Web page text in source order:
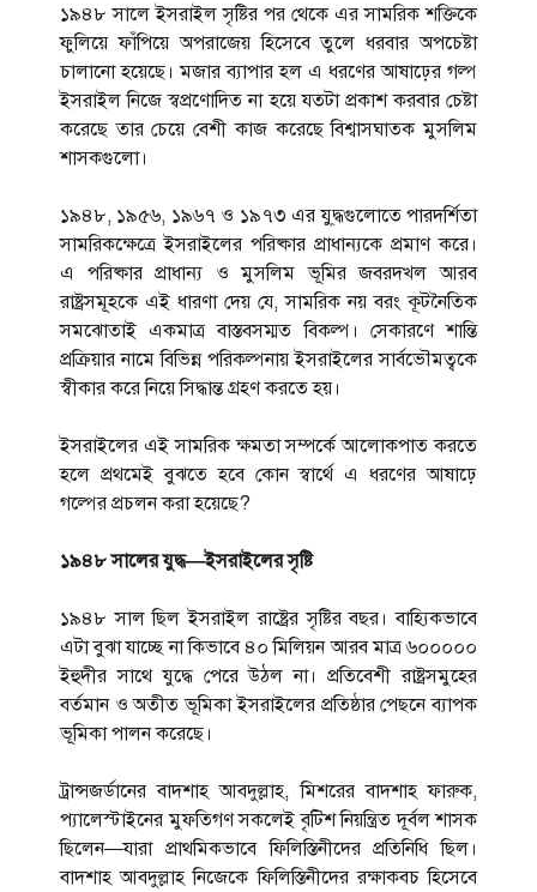
১৯৪৮ সালে ইসরাইল সৃষ্টির পর থেকে এর সামরিক শক্তিকে
ফুলিয়ে ফাঁপিয়ে অপরাজেয় হিসেবে তুলে ধরবার অপচেষ্টা
চালানো হয়েছে। মজার ব্যাপার হল এ ধরণের আষাঢ়ের গল্প
ইসরাইল নিজে স্বপ্রণোদিত না হয়ে যতটা প্রকাশ করবার চেষ্টা
করেছে তার চেয়ে বেশী কাজ করেছে বিশ্বাসঘাতক মুসলিম
শাসকগুলো।
১৯৪৮, ১৯৫৬, ১৯৬৭ ও ১৯৭৩ এর যু্দ্ধগুলোতে পারদর্শিতা
সামরিকক্ষেত্রে ইসরাইলের পরিষ্কার প্রাধান্যকে প্রমাণ করে।
এ পরিষ্কার প্রাধান্য ও মুসলিম ভূমির জবরদখল আরব
রাষ্ট্রসমূহকে এই ধারণা দেয় যে, সামরিক নয় বরং কূটনৈতিক
সমঝোতাই একমাত্র বাস্তবসম্মত বিকল্প। সেকারণে শান্তি
প্রক্রিয়ার নামে বিভিন্ন পরিকল্পনায় ইসরাইলের সার্বভৌমত্বকে
স্বীকার করে নিয়ে সিদ্ধান্ত গ্রহণ করতে হয়।
ইসরাইলের এই সামরিক ক্ষমতা সম্পর্কে আলোকপাত করতে
হলে প্রথমেই বুঝতে হবে কোন স্বার্থে এ ধরণের আষাঢ়ে
গল্পের প্রচলন করা হয়েছে?
১৯৪৮ সালের যুদ্ধ—ইসরাইলের সৃষ্টি
১৯৪৮ সাল ছিল ইসরাইল রাষ্ট্রের সৃষ্টির বছর। বাহ্যিকভাবে
এটা বুঝা যাচ্ছে না কিভাবে ৪০ মিলিয়ন আরব মাত্র ৬০০০০০
ইহুদীর সাথে যুদ্ধে পেরে উঠল না। প্রতিবেশী রাষ্ট্রসমুহের
বর্তমান ও অতীত ভূমিকা ইসরাইলের প্রতিষ্ঠার পেছনে ব্যাপক
ভূমিকা পালন করেছে।
ট্রান্সজর্ডানের বাদশাহ আবদুল্লাহ, মিশরের বাদশাহ ফারুক,
প্যালেস্টাইনের মুফতিগণ সকলেই বৃটিশ নিয়ন্ত্রিত দূর্বল শাসক
ছিলেন—যারা প্রাথমিকভাবে ফিলিস্তিনীদের প্রতিনিধি ছিল।
বাদশাহ আবদুল্লাহ নিজেকে ফিলিস্তিনীদের রক্ষাকবচ হিসেবে